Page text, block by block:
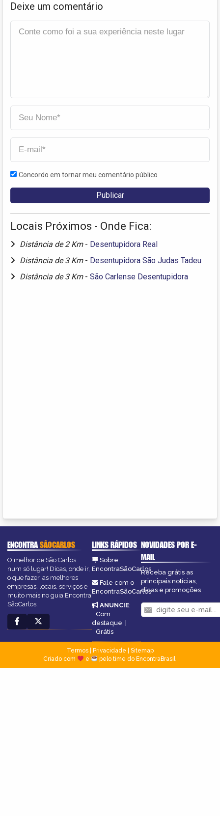
Deixe um comentário
Concordo em tornar meu comentário público
Locais Próximos - Onde Fica:
Distância de 2 Km - Desentupidora Real
Distância de 3 Km - Desentupidora São Judas Tadeu
Distância de 3 Km - São Carlense Desentupidora
ENCONTRASÃOCARLOS
O melhor de São Carlos
num só lugar! Dicas, onde ir,
o que fazer, as melhores
empresas, locais, serviços e
muito mais no guia Encontra
SãoCarlos.
LINKS RÁPIDOS
Sobre
EncontraSãoCarlos
Fale com o
EncontraSãoCarlos
ANUNCIE:
Com
destaque
Grátis
NOVIDADES POR E-
MAIL
Receba grátis as
principais notícias,
dicas e promoções
Termos| Privacidade
Sitemap
Criado com
e pelo time do EncontraBrasil